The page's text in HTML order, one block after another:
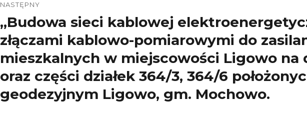
NASTĘPNY
Następny
wpis:
„Budowa sieci kablowej
złączami kablowo-pomiarowymi do
mieszkalnych w miejscowości Ligowo na
oraz części działek 364/3, 364/6
geodezyjnym Ligowo, gm. Mochowo.